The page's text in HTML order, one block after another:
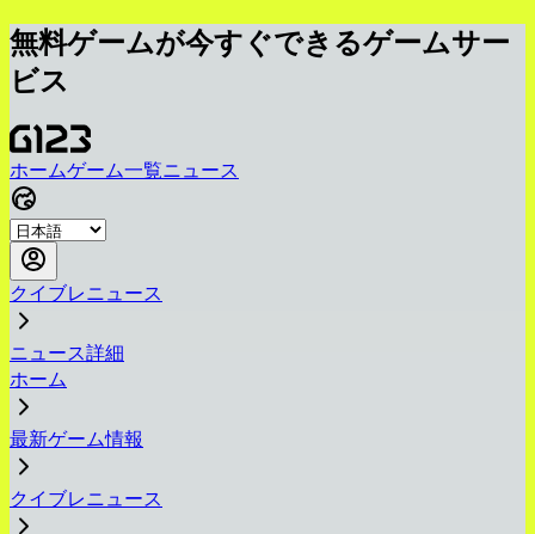
無料ゲームが今すぐできるゲームサー
ビス
ホームゲーム一覧ニュース
クイブレニュース
ニュース詳細
ホーム
最新ゲーム情報
クイブレニュース